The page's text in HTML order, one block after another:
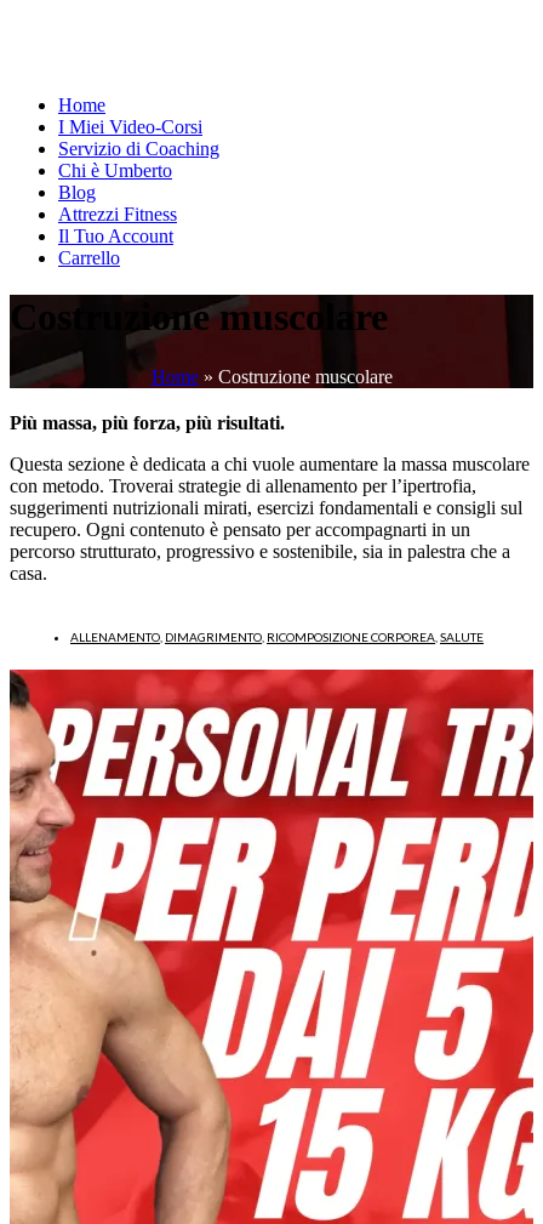
Home
I Miei Video-Corsi
Servizio di Coaching
Chi è Umberto
Blog
Attrezzi Fitness
Il Tuo Account
Carrello
Costruzione muscolare
Home» Costruzione muscolare
Più massa, più forza, più risultati.
Questa sezione è dedicata a chi vuole aumentare la massa muscolare
con metodo. Troverai strategie di allenamento per l’ipertrofia,
suggerimenti nutrizionali mirati, esercizi fondamentali e consigli sul
recupero. Ogni contenuto è pensato per accompagnarti in un
percorso strutturato, progressivo e sostenibile, sia in palestra che a
casa.
ALLENAMENTO DIMAGRIMENTO RICOMPOSIZIONE CORPOREA SALUTE